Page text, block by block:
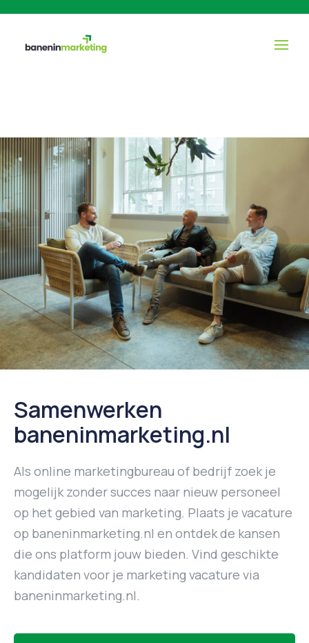
Samenwerken
baneninmarketing.nl
Als online marketingbureau of bedrijf zoek je
mogelijk zonder succes naar nieuw personeel
op het gebied van marketing. Plaats je vacature
op baneninmarketing.nl en ontdek de kansen
die ons platform jouw bieden. Vind geschikte
kandidaten voor je marketing vacature via
baneninmarketing.nl.